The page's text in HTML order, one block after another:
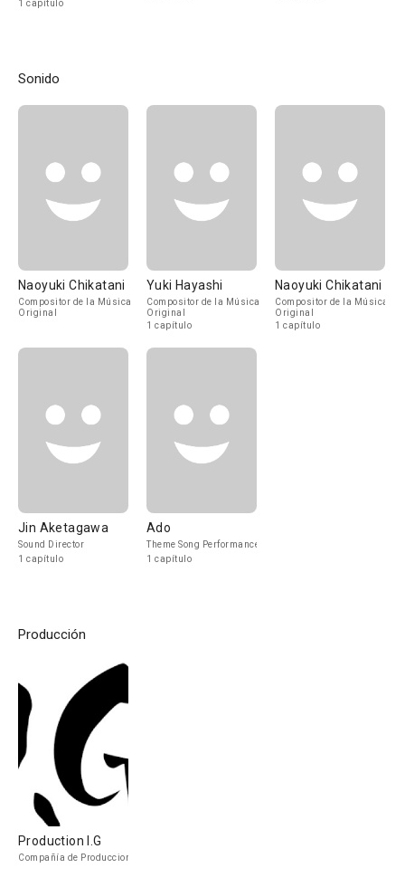
1 capítulo
Sonido
Naoyuki Chikatani
Compositor de la Música
Original
Yuki Hayashi
Compositor de la Música
Original
1 capítulo
Naoyuki Chikatani
Compositor de la Música
Original
1 capítulo
Jin Aketagawa
Sound Director
1 capítulo
Ado
Theme Song Performance
1 capítulo
Producción
Production I.G
Compañía de Produccion